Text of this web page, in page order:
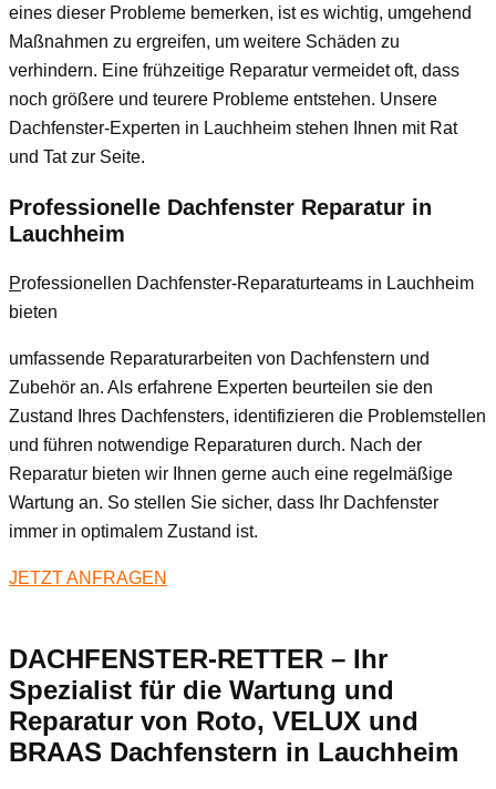
eines dieser Probleme bemerken, ist es wichtig, umgehend
Maßnahmen zu ergreifen, um weitere Schäden zu
verhindern. Eine frühzeitige Reparatur vermeidet oft, dass
noch größere und teurere Probleme entstehen. Unsere
Dachfenster-Experten in Lauchheim stehen Ihnen mit Rat
und Tat zur Seite.
Professionelle Dachfenster Reparatur in
Lauchheim
Professionellen Dachfenster-Reparaturteams in Lauchheim
bieten
umfassende Reparaturarbeiten von Dachfenstern und
Zubehör an. Als erfahrene Experten beurteilen sie den
Zustand Ihres Dachfensters, identifizieren die Problemstellen
und führen notwendige Reparaturen durch. Nach der
Reparatur bieten wir Ihnen gerne auch eine regelmäßige
Wartung an. So stellen Sie sicher, dass Ihr Dachfenster
immer in optimalem Zustand ist.
JETZT ANFRAGEN
DACHFENSTER-RETTER – Ihr
Spezialist für die Wartung und
Reparatur von Roto, VELUX und
BRAAS Dachfenstern in Lauchheim